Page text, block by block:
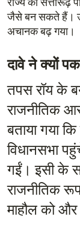
जैसे बन सकते हैं।
अचानक बढ़ गया।
दावे ने क्यों
तपस रॉय के
राजनीतिक
बताया गया
विधानसभा
गईं। इसी के
राजनीतिक
माहौल को और